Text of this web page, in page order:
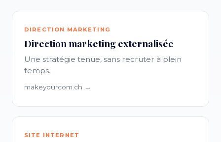
DIRECTION MARKETING
Direction marketing externalisée
Une stratégie tenue, sans recruter à plein
temps.
makeyourcom.ch →
SITE INTERNET